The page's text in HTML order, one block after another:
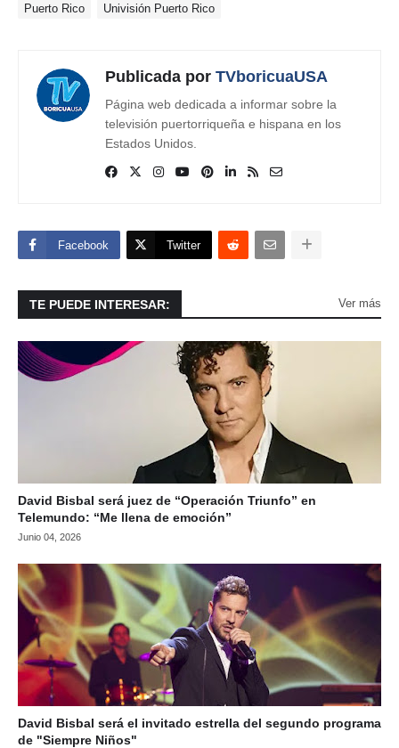
Puerto Rico
Univisión Puerto Rico
Publicada por TVboricuaUSA
Página web dedicada a informar sobre la
televisión puertorriqueña e hispana en los
Estados Unidos.
Facebook Twitter
TE PUEDE INTERESAR: Ver más
David Bisbal será juez de “Operación Triunfo” en
Telemundo: “Me llena de emoción”
Junio 04, 2026
David Bisbal será el invitado estrella del segundo programa
de "Siempre Niños"